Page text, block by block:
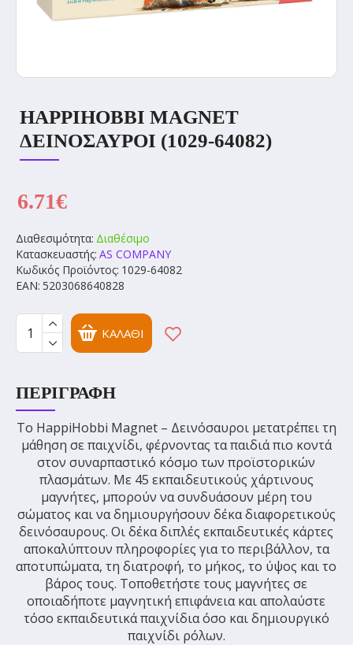
HAPPIHOBBI MAGNET
ΔΕΙΝΟΣΑΥΡΟΙ (1029-64082)
Διαθεσιμότητα: Διαθέσιμο
Κατασκευαστής: AS COMPANY
Κωδικός Προϊόντος: 1029-64082
EAN: 5203068640828
6.71€
ΚΑΛΆΘΙ
ΠΕΡΙΓΡΑΦΉ
Το HappiHobbi Magnet – Δεινόσαυροι μετατρέπει τη
μάθηση σε παιχνίδι, φέρνοντας τα παιδιά πιο κοντά
στον συναρπαστικό κόσμο των προϊστορικών
πλασμάτων. Με 45 εκπαιδευτικούς χάρτινους
μαγνήτες, μπορούν να συνδυάσουν μέρη του
σώματος και να δημιουργήσουν δέκα διαφορετικούς
δεινόσαυρους. Οι δέκα διπλές εκπαιδευτικές κάρτες
αποκαλύπτουν πληροφορίες για το περιβάλλον, τα
αποτυπώματα, τη διατροφή, το μήκος, το ύψος και το
βάρος τους. Τοποθετήστε τους μαγνήτες σε
οποιαδήποτε μαγνητική επιφάνεια και απολαύστε
τόσο εκπαιδευτικά παιχνίδια όσο και δημιουργικό
παιχνίδι ρόλων.